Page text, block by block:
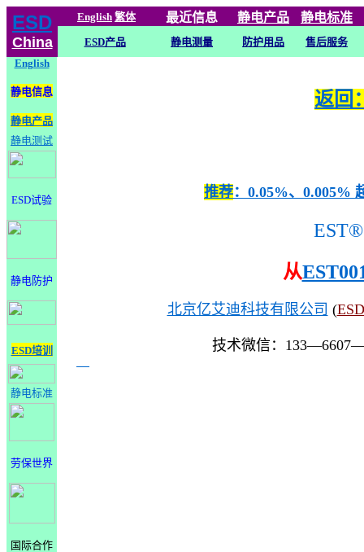
ESD
China
English 繁体 最近信息 静电产品 静电标准
ESD产品 静电测量 防护用品
售后服务
English
静电信息
静电产品
静电测试
ESD试验
静电防护
ESD培训
静电标准
劳保世界
国际合作
返回
推荐：0.05%、0.005%
EST®
从
北京亿艾迪科技有限公司 (
技术微信：